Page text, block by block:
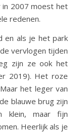
in 2007 moest het
redenen.
en als je het park
vervlogen tijden
zijn ze ook het
2019). Het roze
het leger van
blauwe brug zijn
klein, maar fijn
Heerlijk als je